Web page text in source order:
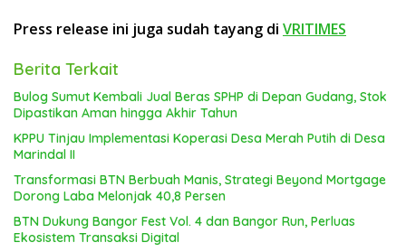
Press release ini juga sudah tayang di VRITIMES
Berita Terkait
Bulog Sumut Kembali Jual Beras SPHP di Depan Gudang, Stok
Dipastikan Aman hingga Akhir Tahun
KPPU Tinjau Implementasi Koperasi Desa Merah Putih di Desa
Marindal II
Transformasi BTN Berbuah Manis, Strategi Beyond Mortgage
Dorong Laba Melonjak 40,8 Persen
BTN Dukung Bangor Fest Vol. 4 dan Bangor Run, Perluas
Ekosistem Transaksi Digital